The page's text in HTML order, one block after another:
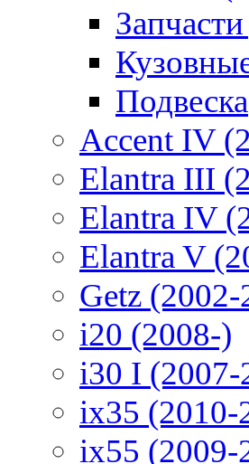
Подвеска
Accent IV
Elantra III
Elantra IV
Elantra V
Getz (2002-
i20 (2008-)
i30 I (2007-
ix35 (2010-
ix55 (2009-